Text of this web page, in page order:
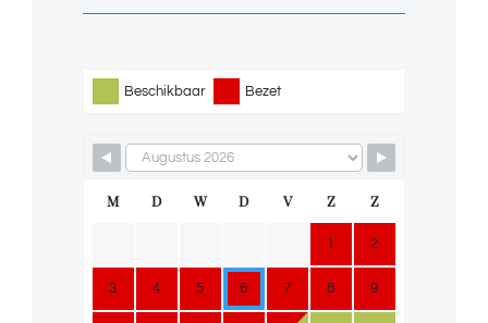
Beschikbaar Bezet
M D W D V Z Z
1 2
3 4 5 6 7 8 9